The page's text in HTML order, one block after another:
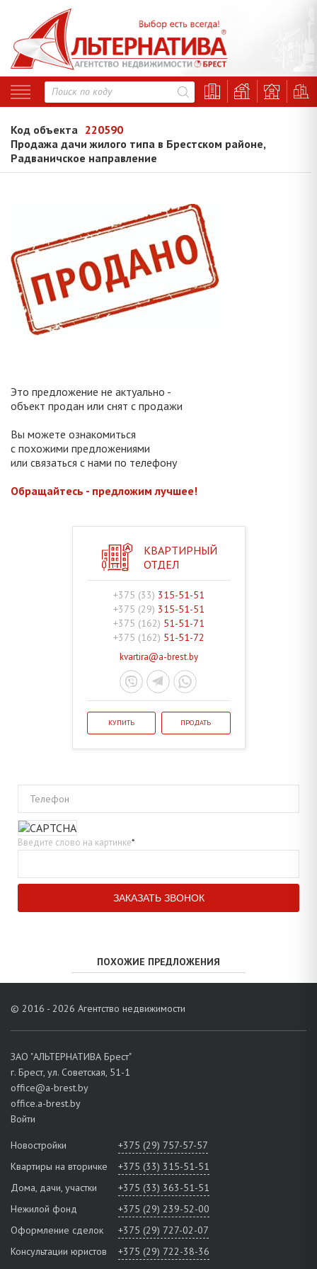
Код объекта 220590
Продажа дачи жилого типа в Брестском районе,
Радваничское направление
Это предложение не актуально -
объект продан или снят с продажи
Вы можете ознакомиться
с похожими предложениями
или связаться с нами по телефону
Обращайтесь - предложим лучшее!
КВАРТИРНЫЙ
ОТДЕЛ
+375 (33) 315-51-51
+375 (29) 315-51-51
+375 (162) 51-51-71
+375 (162) 51-51-72
kvartira@a-brest.by
КУПИТЬ ПРОДАТЬ
Телефон
Введите слово на картинке*
ПОХОЖИЕ ПРЕДЛОЖЕНИЯ
© 2016 - 2026 Агентство недвижимости
ЗАО "АЛЬТЕРНАТИВА Брест"
г. Брест, ул. Советская, 51-1
office@a-brest.by
office.a-brest.by
Войти
Новостройки
+375 (29) 757-57-57
Квартиры на вторичке
+375 (33) 315-51-51
Дома, дачи, участки
+375 (33) 363-51-51
Нежилой фонд
+375 (29) 239-52-00
Оформление сделок
+375 (29) 727-02-07
Консультации юристов
+375 (29) 722-38-36